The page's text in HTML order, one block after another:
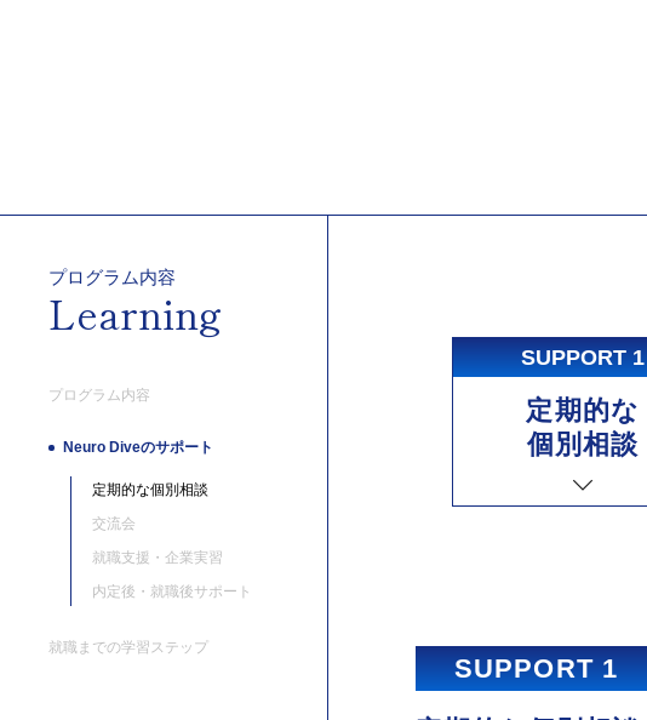
SUPPORT 1
定期的な
個別相談
SUPPORT 1
プログラム内容
Learning
プログラム内容
Neuro Diveのサポート
定期的な個別相談
交流会
就職支援・企業実習
内定後・就職後サポート
就職までの学習ステップ